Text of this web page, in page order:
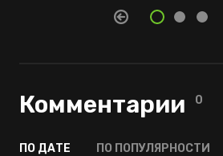
Комментарии 0
ПО ДАТЕ ПО ПОПУЛЯРНОСТИ